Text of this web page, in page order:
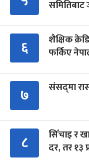
६
शैक्षिक
फर्किए
७ संसद्‍मा
८
सिँचाइ र
दर, तर १३